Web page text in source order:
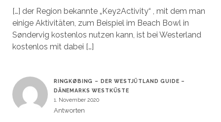
[…] der Region bekannte „Key2Activity“ , mit dem man
einige Aktivitäten, zum Beispiel im Beach Bowl in
Søndervig kostenlos nutzen kann, ist bei Westerland
kostenlos mit dabei […]
RINGKØBING – DER WESTJÜTLAND GUIDE –
DÄNEMARKS WESTKÜSTE
1. November 2020
Antworten